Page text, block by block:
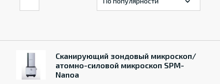
Сканирующий зондовый микроскоп/
атомно-силовой микроскоп SPM-
Nanoa